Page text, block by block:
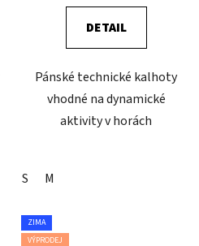
DETAIL
Pánské technické kalhoty
vhodné na dynamické
aktivity v horách
S M
ZIMA
VÝPRODEJ